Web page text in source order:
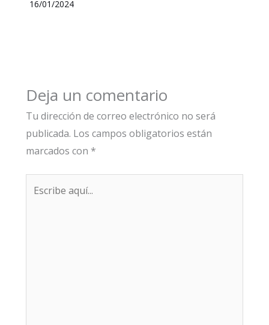
16/01/2024
Deja un comentario
Tu dirección de correo electrónico no será
publicada. Los campos obligatorios están
marcados con *